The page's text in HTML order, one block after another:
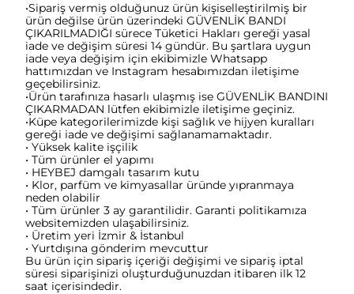
•Sipariş vermiş olduğunuz ürün kişiselleştirilmiş bir
ürün değilse ürün üzerindeki GÜVENLİK BANDI
ÇIKARILMADIĞI sürece Tüketici Hakları gereği yasal
iade ve değişim süresi 14 gündür. Bu şartlara uygun
iade veya değişim için ekibimizle Whatsapp
hattımızdan ve Instagram hesabımızdan iletişime
geçebilirsiniz.
•Ürün tarafınıza hasarlı ulaşmış ise GÜVENLİK BANDINI
ÇIKARMADAN lütfen ekibimizle iletişime geçiniz.
•Küpe kategorilerimizde kişi sağlık ve hijyen kuralları
gereği iade ve değişimi sağlanamamaktadır.
• Yüksek kalite işçilik
• Tüm ürünler el yapımı
• HEYBEJ damgalı tasarım kutu
• Klor, parfüm ve kimyasallar üründe yıpranmaya
neden olabilir
• Tüm ürünler 3 ay garantilidir. Garanti politikamıza
websitemizden ulaşabilirsiniz.
• Üretim yeri İzmir & İstanbul
• Yurtdışına gönderim mevcuttur
Bu ürün için sipariş içeriği değişimi ve sipariş iptal
süresi siparişinizi oluşturduğunuzdan itibaren ilk 12
saat içerisindedir.